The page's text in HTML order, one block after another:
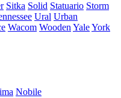
Sitka Solid Statuario Storm
Ural Urban
Wacom Wooden YaleYork
Nobile